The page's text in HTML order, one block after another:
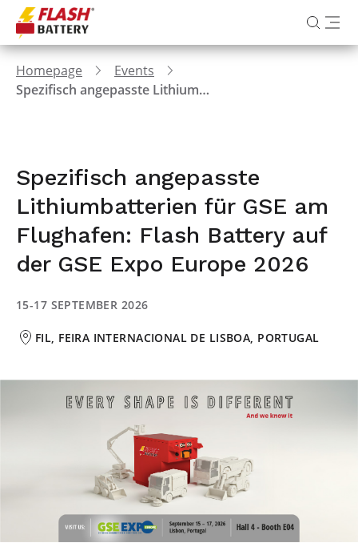
Homepage
Events
Spezifisch angepasste Lithiumbatterien für GSE am Flughafen: Flash Battery auf der GSE Expo Europe 2026
Spezifisch angepasste
Lithiumbatterien für GSE am
Flughafen: Flash Battery auf
der GSE Expo Europe 2026
15-17 SEPTEMBER 2026
FIL, FEIRA INTERNACIONAL DE LISBOA, PORTUGAL